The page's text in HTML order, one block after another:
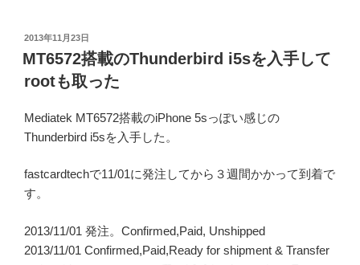
投
稿
日:
2013年11月23日
MT6572搭載のThunderbird i5sを入手して
rootも取った
Mediatek MT6572搭載のiPhone 5sっぽい感じの
Thunderbird i5sを入手した。
fastcardtechで11/01に発注してから３週間かかって到着で
す。
2013/11/01 発注。Confirmed,Paid, Unshipped
2013/11/01 Confirmed,Paid,Ready for shipment & Transfer